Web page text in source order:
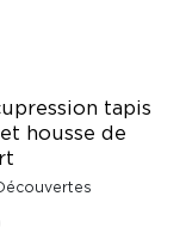
tapis
housse de